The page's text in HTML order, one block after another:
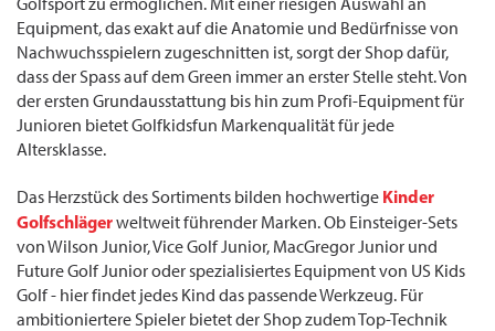
Equipment, das exakt auf die Anatomie und Bedürfnisse von
Nachwuchsspielern zugeschnitten ist, sorgt der Shop dafür,
dass der Spass auf dem Green immer an erster Stelle steht. Von
der ersten Grundausstattung bis hin zum Profi-Equipment für
Junioren bietet Golfkidsfun Markenqualität für jede
Altersklasse.
Das Herzstück des Sortiments bilden hochwertige Kinder
Golfschlägerweltweit führender Marken. Ob Einsteiger-Sets
von Wilson Junior, Vice Golf Junior, MacGregor Junior und
Future Golf Junior oder spezialisiertes Equipment von US Kids
Golf - hier findet jedes Kind das passende Werkzeug. Für
ambitioniertere Spieler bietet der Shop zudem Top-Technik